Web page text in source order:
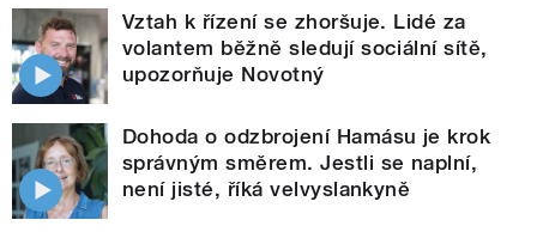
Vztah k řízení se zhoršuje. Lidé za
volantem běžně sledují sociální sítě,
upozorňuje Novotný
Dohoda o odzbrojení Hamásu je krok
správným směrem. Jestli se naplní,
není jisté, říká velvyslankyně